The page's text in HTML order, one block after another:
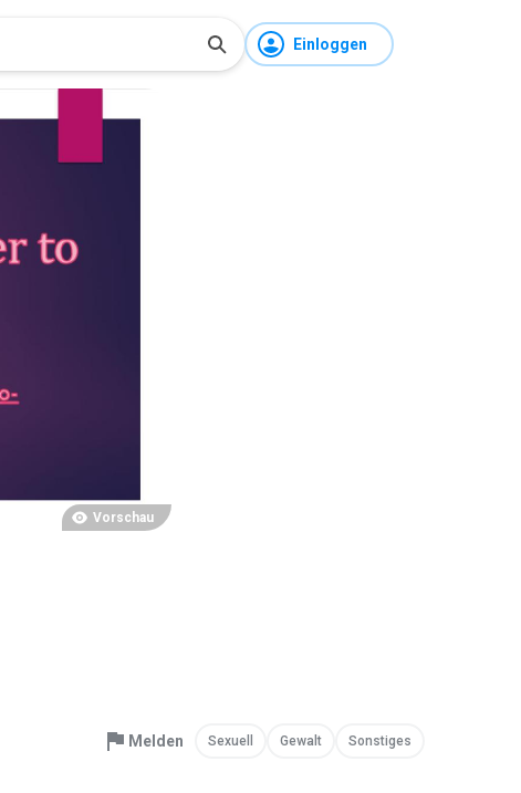
Einloggen
Vorschau
Melden Sexuell Gewalt Sonstiges